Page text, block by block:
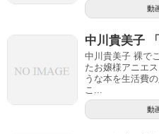
動
中川貴美子
中川貴美子 裸で
たお嬢様アニエ
うな本を生活費
こ...
動